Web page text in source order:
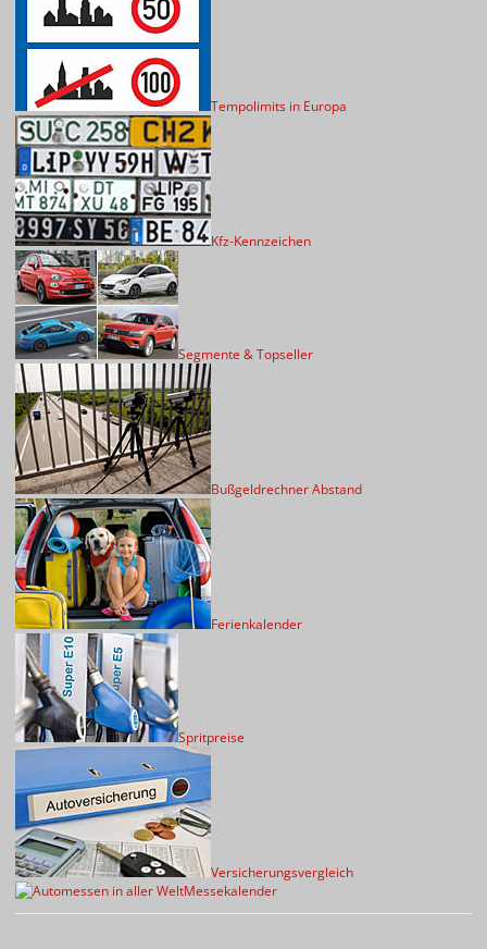
Tempolimits in Europa
Kfz-Kennzeichen
Segmente & Topseller
Bußgeldrechner Abstand
Ferienkalender
Spritpreise
Versicherungsvergleich
Messekalender